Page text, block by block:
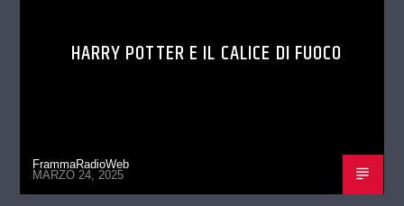
HARRY POTTER E IL CALICE DI FUOCO
FrammaRadioWeb
MARZO 24, 2025